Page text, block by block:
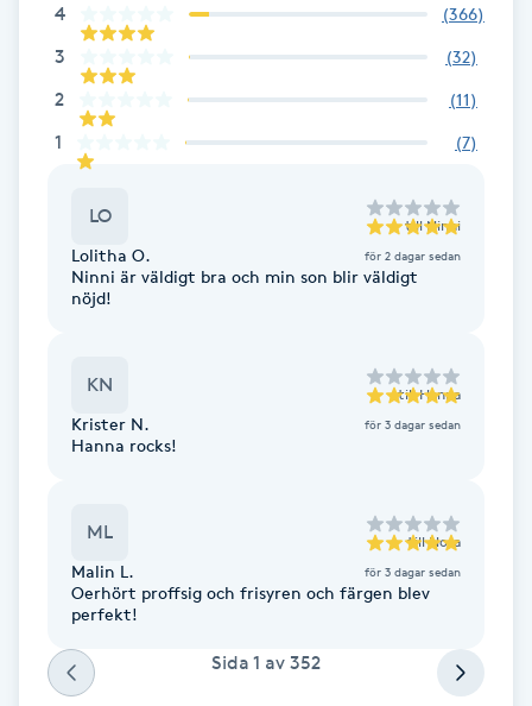
Headspa
Healing
Herrklippning
Hollywood Peel
Hot yoga
Hudvård
Hyaluronsyra
4 (366)
3 (32)
2 (11)
1 (7)
LO till Ninni
Lolitha O. för 2 dagar sedan
Ninni är väldigt bra och min son blir väldigt
nöjd!
KN till Hanna
Krister N. för 3 dagar sedan
Hanna rocks!
ML till Nora
Malin L. för 3 dagar sedan
Oerhört proffsig och frisyren och färgen blev
perfekt!
Sida 1 av 352